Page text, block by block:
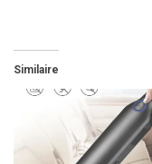
Similaire